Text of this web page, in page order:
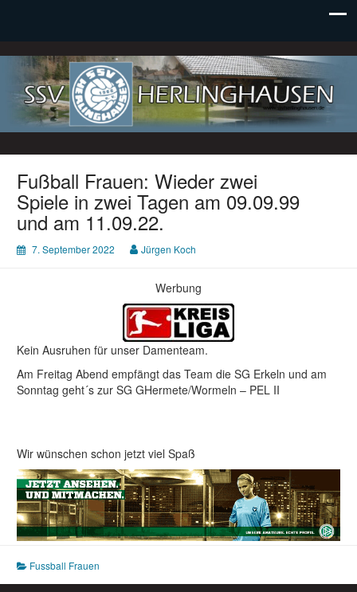
SSV Herlinghausen e. V.
Fußball Frauen: Wieder zwei
Spiele in zwei Tagen am 09.09.99
und am 11.09.22.
7. September 2022 Jürgen Koch
Werbung
Kein Ausruhen für unser Damenteam.
Am Freitag Abend empfängt das Team die SG Erkeln und am
Sonntag geht´s zur SG GHermete/Wormeln – PEL II
Wir wünschen schon jetzt viel Spaß
Fussball Frauen